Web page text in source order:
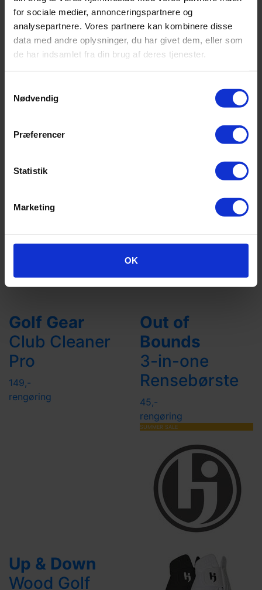
for sociale medier, annonceringspartnere og
analysepartnere. Vores partnere kan kombinere disse
data med andre oplysninger, du har givet dem, eller som
de har indsamlet fra din brug af deres tjenester.
Nødvendig
Præferencer
Statistik
Marketing
OK
medium
køb
Populært golfudstyr
Golf Gear
Club Cleaner
Pro
149,-
rengøring
Out of
Bounds
3-in-one
Rensebørste
45,-
rengøring
Up & Down
Wood Golf
SUMMER SALE